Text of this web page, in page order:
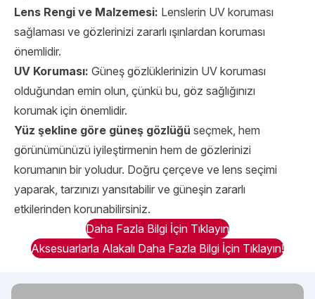
Lens Rengi ve Malzemesi: Lenslerin UV koruması
sağlaması ve gözlerinizi zararlı ışınlardan koruması
önemlidir.
UV Koruması: Güneş gözlüklerinizin UV koruması
olduğundan emin olun, çünkü bu, göz sağlığınızı
korumak için önemlidir.
Yüz şekline göre güneş gözlüğü seçmek, hem
görünümünüzü iyileştirmenin hem de gözlerinizi
korumanın bir yoludur. Doğru çerçeve ve lens seçimi
yaparak, tarzınızı yansıtabilir ve güneşin zararlı
etkilerinden korunabilirsiniz.
Daha Fazla Bilgi İçin Tıklayın
Aksesuarlarla Alakalı Daha Fazla Bilgi İçin Tıklayın!